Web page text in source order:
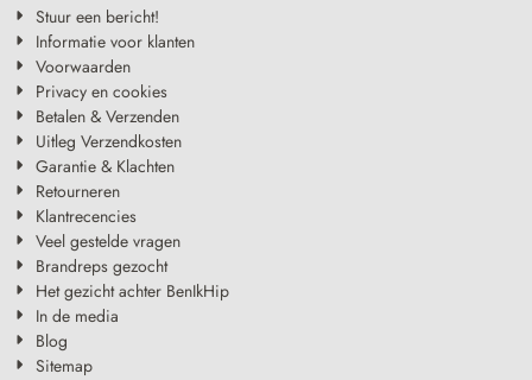
Stuur een bericht!
Informatie voor klanten
Voorwaarden
Privacy en cookies
Betalen & Verzenden
Uitleg Verzendkosten
Garantie & Klachten
Retourneren
Klantrecencies
Veel gestelde vragen
Brandreps gezocht
Het gezicht achter BenIkHip
In de media
Blog
Sitemap